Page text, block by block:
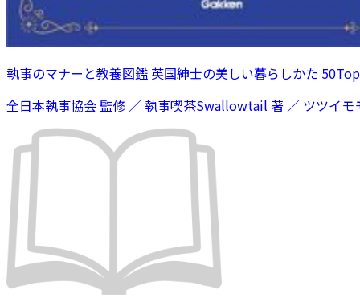
執事のマナーと教養図鑑 英国紳士の美しい暮らしかた
全日本執事協会 監修 ／ 執事喫茶Swallowtail 著 ／ ツツイ